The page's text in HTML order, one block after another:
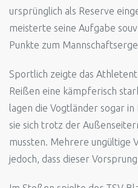
ursprünglich als Reserve
meisterte seine Aufgabe
Punkte zum
Sportlich zeigte das
Reißen eine kämpferisch
lagen die Vogtländer sogar in
sie sich trotz der
mussten. Mehrere ungültige
jedoch, dass dieser